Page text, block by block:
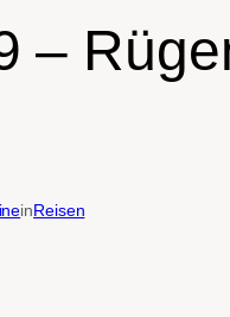
–
inReisen